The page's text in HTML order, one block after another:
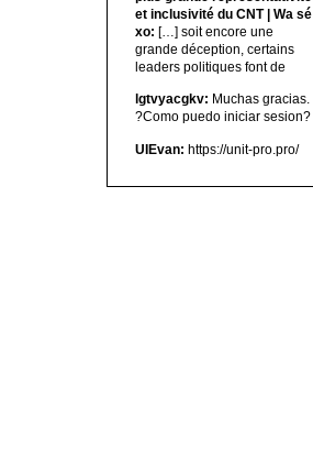
et inclusivité du CNT | Wa sé
xo: […] soit encore une
grande déception, certains
leaders politiques font de
lgtvyacgkv: Muchas gracias.
?Como puedo iniciar sesion?
UIEvan: https://unit-pro.pro/